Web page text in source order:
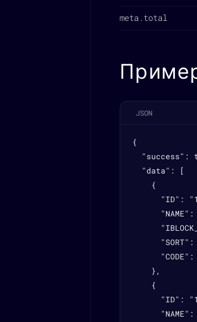
meta.total
JSON
{
"success":
  "data": [
    {
"ID":
"NAME":
"SORT":
"CODE":
    },
    {
"ID":
"NAME":